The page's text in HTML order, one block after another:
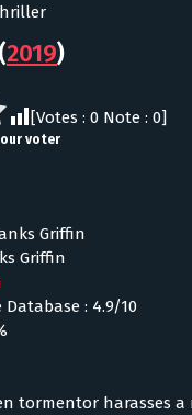
(2019)
[Votes : 0 Note : 0]
voter
Griffin
Griffin
: 4.9/10
tormentor harasses